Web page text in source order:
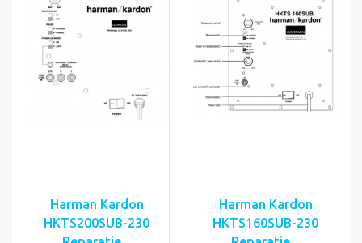
Harman Kardon
HKTS200SUB-230
Harman Kardon
HKTS160SUB-230